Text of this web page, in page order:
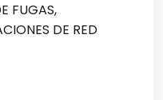
FUGAS,
DE RED